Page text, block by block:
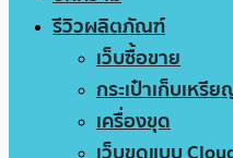
รีวิวผลิตภัณฑ์
เว็บซื้อขาย
กระเป๋าเก็บเหรี
เครื่องขุด